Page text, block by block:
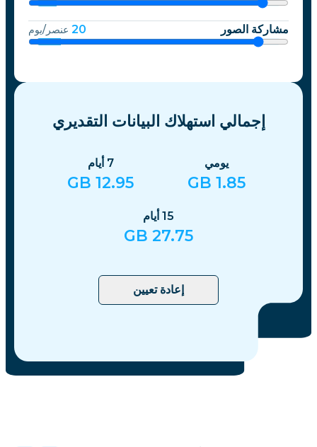
مشاركة الصور 20 عنصر/يوم
إجمالي استهلاك البيانات التقديري
يومي
1.85
7 أيام
12.95
15 أيام
27.75
إعادة تعيين